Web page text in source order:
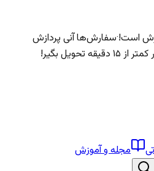
است!·سفارش‌ها آنی پردازش
بگیر!
مجله و آموزش